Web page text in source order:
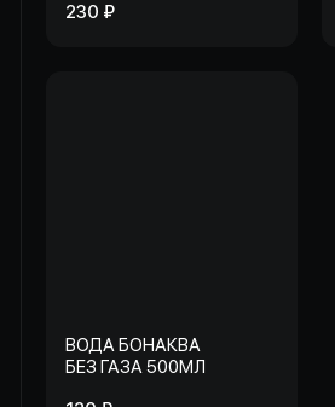
230 ₽
ВОДА БОНАКВА
БЕЗ ГАЗА 500МЛ